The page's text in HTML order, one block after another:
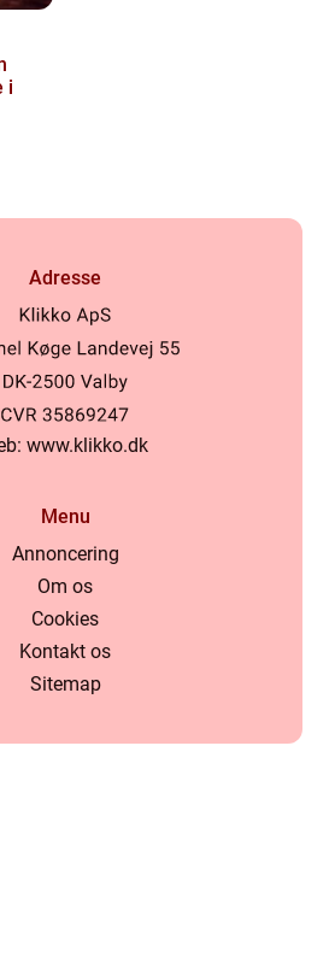
i
Adresse
www.klikko.dk
Menu
Annoncering
Om os
Cookies
Kontakt os
Sitemap